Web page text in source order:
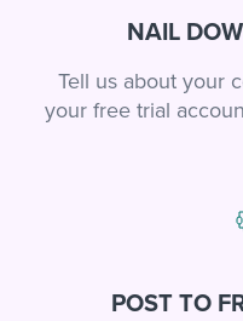
NAIL
Tell us about your
your free trial
POST TO